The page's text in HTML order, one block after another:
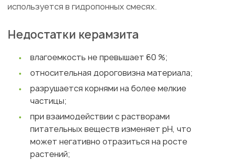
используется в гидропонных смесях.
Недостатки керамзита
влагоемкость не превышает 60 %;
относительная дороговизна материала;
разрушается корнями на более мелкие
частицы;
при взаимодействии с растворами
питательных веществ изменяет рН, что
может негативно отразиться на росте
растений;